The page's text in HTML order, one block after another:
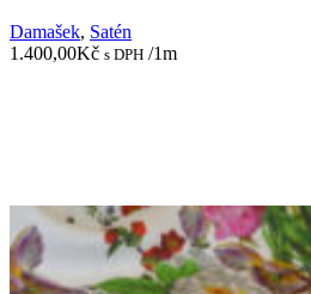
Damašek, Satén
1.400,00Kč s DPH /1m